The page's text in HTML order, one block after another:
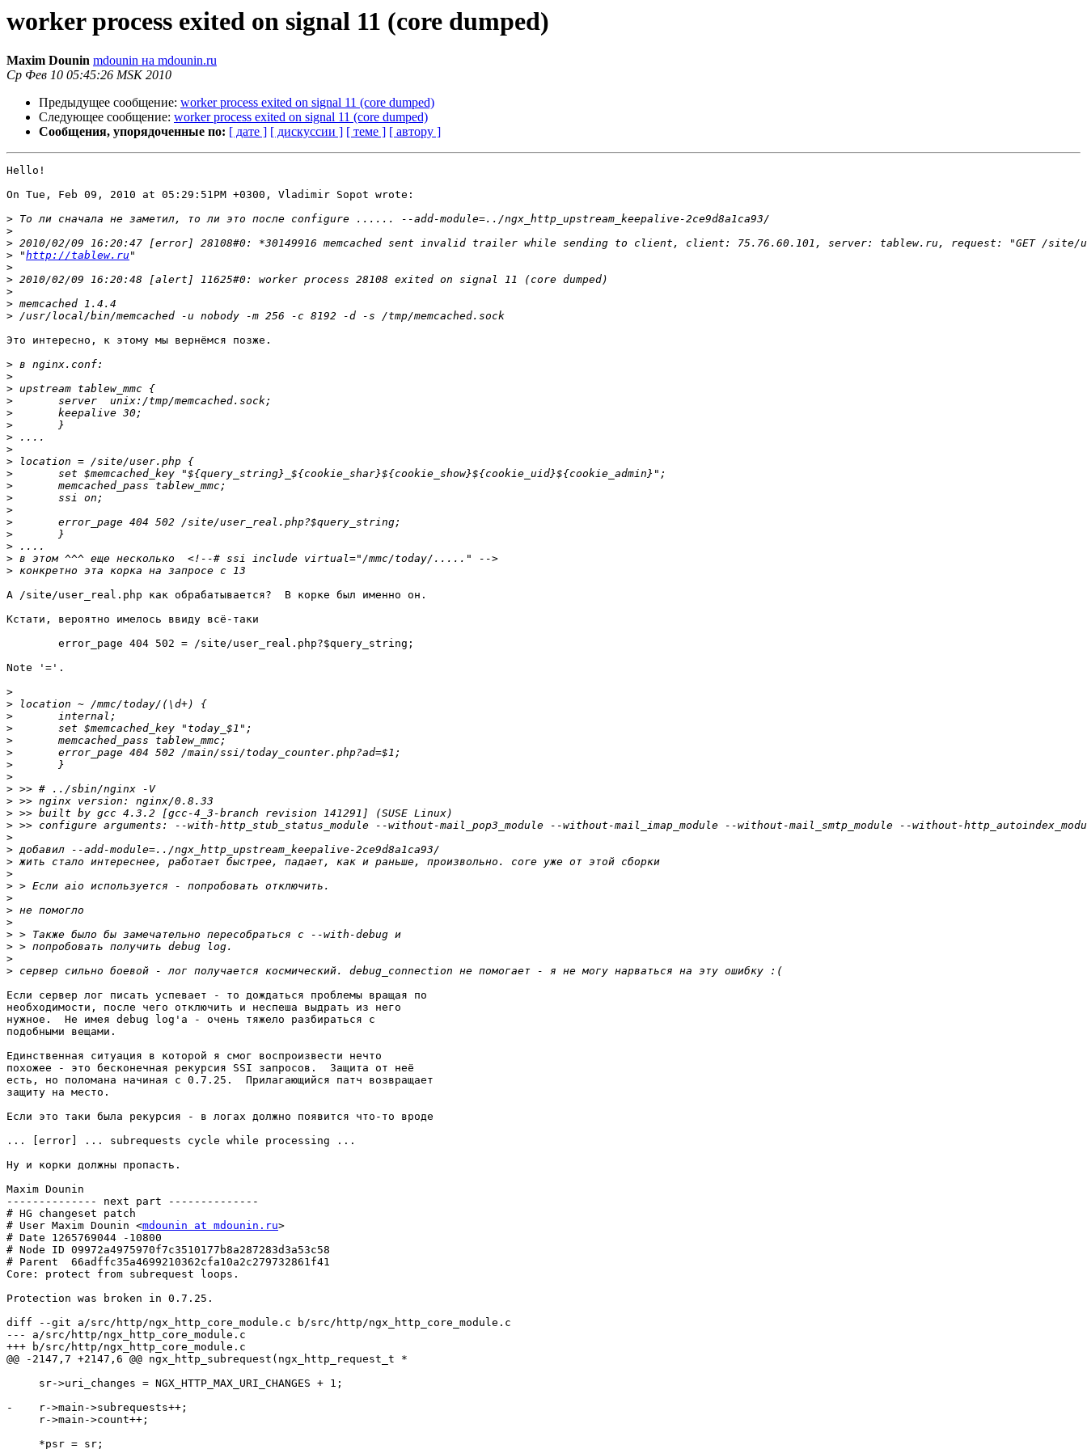
worker process exited on signal 11 (core dumped)
Maxim Dounin mdounin на mdounin.ru
Ср Фев 10 05:45:26 MSK 2010
Предыдущее сообщение: worker process exited on signal 11 (core dumped)
Следующее сообщение: worker process exited on signal 11 (core dumped)
Сообщения, упорядоченные по: [ дате ] [ дискуссии ] [ теме ] [ автору ]
Hello!
On Tue, Feb 09, 2010 at 05:29:51PM +0300, Vladimir Sopot wrote:
>
>
> 2010/02/09 16:20:47 [error] 28108#0: *30149916 memcached sent invalid trailer while sending to client, client: 75.76.60.101, server: tablew.ru, request: "GET /site/
> "http://tablew.ru
>
>
>
>
>
Это интересно, к этому мы вернёмся позже.
>
>
>
>
>
>
>
>
>
>
>
>
>
>
>
>
>
>
А /site/user_real.php как обрабатывается?  В корке был именно он.
Кстати, вероятно имелось ввиду всё-таки
        error_page 404 502 = /site/user_real.php?$query_string;
Note '='.
>
>
>
>
>
>
>
>
>
>
>
>
>
>
>
>
>
>
>
>
>
>
>
>
Если сервер лог писать успевает - то дождаться проблемы вращая по
необходимости, после чего отключить и неспеша выдрать из него
нужное.  Не имея debug log'а - очень тяжело разбираться с
подобными вещами.
Единственная ситуация в которой я смог воспроизвести нечто
похожее - это бесконечная рекурсия SSI запросов.  Защита от неё
есть, но поломана начиная с 0.7.25.  Прилагающийся патч возвращает
защиту на место.
Если это таки была рекурсия - в логах должно появится что-то вроде
... [error] ... subrequests cycle while processing ...
Ну и корки должны пропасть.
Maxim Dounin
-------------- next part --------------
# HG changeset patch
# User Maxim Dounin <mdounin at mdounin.ru>
# Date 1265769044 -10800
# Node ID 09972a4975970f7c3510177b8a287283d3a53c58
# Parent  66adffc35a4699210362cfa10a2c279732861f41
Core: protect from subrequest loops.
Protection was broken in 0.7.25.
diff --git a/src/http/ngx_http_core_module.c b/src/http/ngx_http_core_module.c
--- a/src/http/ngx_http_core_module.c
+++ b/src/http/ngx_http_core_module.c
@@ -2147,7 +2147,6 @@ ngx_http_subrequest(ngx_http_request_t *
     sr->uri_changes = NGX_HTTP_MAX_URI_CHANGES + 1;
-    r->main->subrequests++;
     r->main->count++;
     *psr = sr;